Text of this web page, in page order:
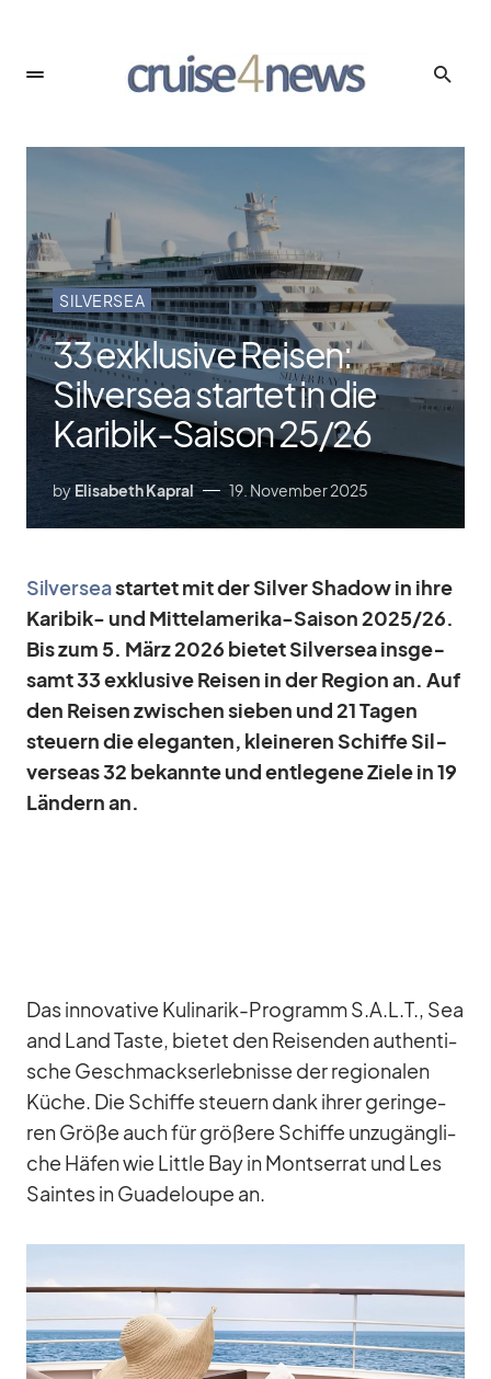
SILVERSEA
33 exklusive Reisen:
Silversea startet in die
Karibik-Saison 25/​26
by Elisabeth Kapral 19. November 2025
Sil­ver­seastar­tet mit der Sil­ver Shadow in ihre
Ka­ri­bik- und Mit­tel­ame­rika-Sai­son 2025/​26.
Bis zum 5. März 2026 bie­tet Sil­ver­sea ins­ge­
samt 33 ex­klu­sive Rei­sen in der Re­gion an. Auf
den Rei­sen zwi­schen sie­ben und 21 Ta­gen
steu­ern die ele­gan­ten, klei­ne­ren Schiffe Sil­
ver­seas 32 be­kannte und ent­le­gene Ziele in 19
Län­dern an.
Das in­no­va­tive Ku­li­na­rik-Pro­gramm S.A.L.T., Sea
and Land Taste, bie­tet den Rei­sen­den au­then­ti­
sche Ge­schmacks­er­leb­nisse der re­gio­na­len
Kü­che. Die Schiffe steu­ern dank ih­rer ge­rin­ge­
ren Größe auch für grö­ßere Schiffe un­zu­gäng­li­
che Hä­fen wie Little Bay in Monts­er­rat und Les
Sain­tes in Gua­de­loupe an.